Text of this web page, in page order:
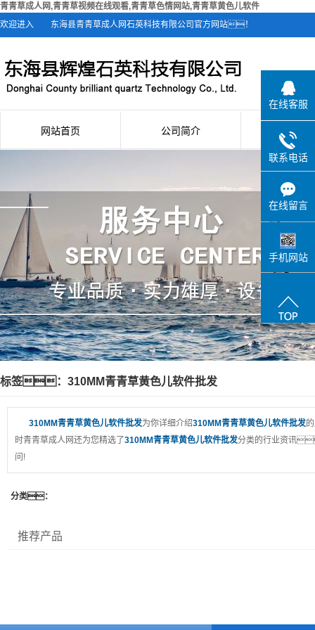
青青草成人网,青青草视频在线观看,青青草色情网站,青青草黄色儿软件
欢迎进入
东海县青青草成人网石英科技有限公司官方网站！
网站首页 公司简介
联系青青草成人网
新闻资
公司新
行业新
标签：310MM青青草黄色儿软件批发
310MM青青草黄色儿软件批发为你详细介绍310MM青青草黄色儿软件批发
时青青草成人网还为您精选了310MM青青草黄色儿软件批发分类的行业资讯
问!
分类：
推荐产品
在线客服
联系电话
在线留言
手机网站